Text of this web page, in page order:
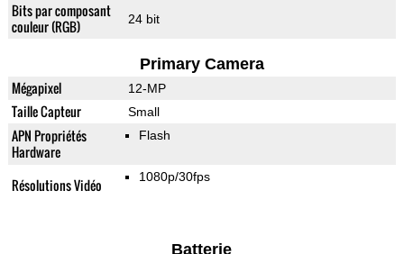
Bits par composant
couleur (RGB)
24 bit
Primary Camera
Mégapixel 12-MP
Taille Capteur Small
APN Propriétés
Hardware
Flash
Résolutions Vidéo 1080p/30fps
Batterie